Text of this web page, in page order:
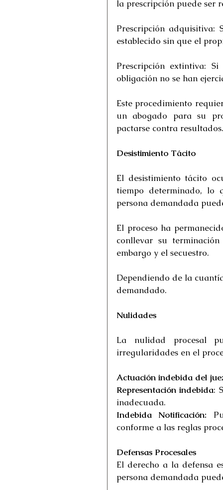
la prescripción puede ser
Prescripción
establecido sin que el
Prescripción extintiva:
obligación no se han
Este procedimiento
un abogado para su
pactarse contra resultados.
Desistimiento Tácito
El desistimiento tácito
tiempo determinado, lo
persona demandada
El proceso ha
conllevar su
embargo y el secuestro.
Dependiendo de la
demandado.
Nulidades
La nulidad procesal
irregularidades en el
Actuación indebida del
Representación indebida:
inadecuada.
Indebida Notificación:
conforme a las reglas
Defensas Procesales
El derecho a la defensa
persona demandada